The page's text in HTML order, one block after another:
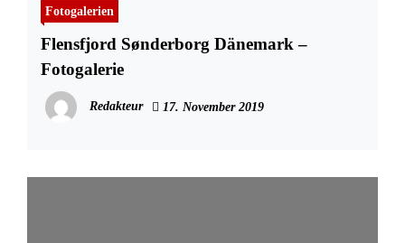
Fotogalerien
Flensfjord Sønderborg Dänemark –
Fotogalerie
Redakteur 17. November 2019